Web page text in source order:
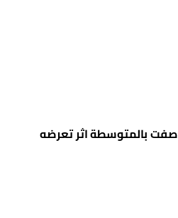
شابا ( 32 عاما ) أصيب اصابة وصفت بالمتوسطة اثر تعرضه